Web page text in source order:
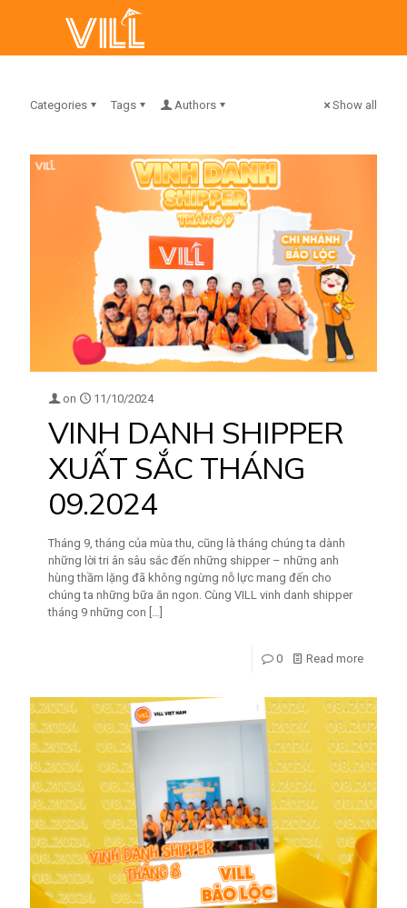
Categories Tags Authors Show all
on 11/10/2024
VINH DANH SHIPPER
XUẤT SẮC THÁNG
09.2024
Tháng 9, tháng của mùa thu, cũng là tháng chúng ta dành
những lời tri ân sâu sắc đến những shipper – những anh
hùng thầm lặng đã không ngừng nỗ lực mang đến cho
chúng ta những bữa ăn ngon. Cùng VILL vinh danh shipper
tháng 9 những con […]
0 Read more